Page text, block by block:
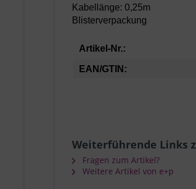
Kabellänge: 0,25m
Blisterverpackung
Artikel-Nr.:
EAN/GTIN:
Weiterführende Links
Fragen zum Artikel?
Weitere Artikel von e+p